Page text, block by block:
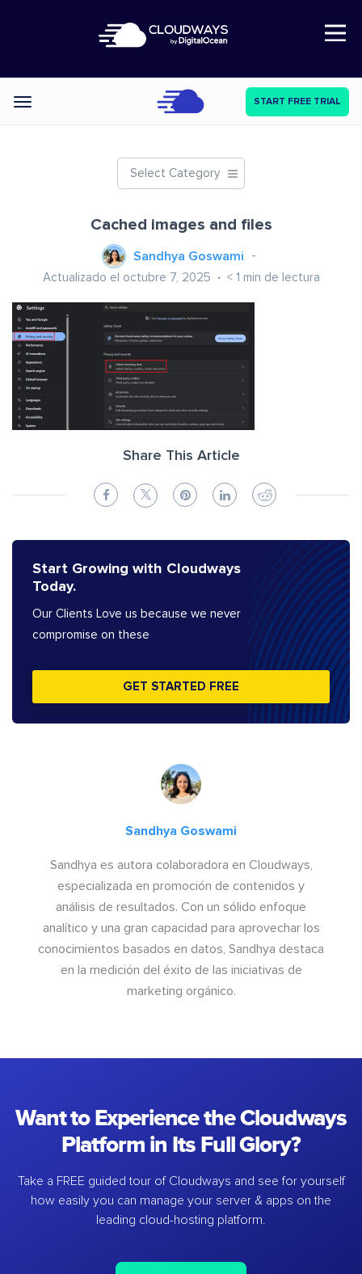
Open Nav
Categories START FREE TRIAL
Select Category
Cached images and files
Sandhya Goswami
Actualizado el octubre 7, 2025 < 1 min de lectura
Share This Article
Start Growing with Cloudways
Today.
Our Clients Love us because we never
compromise on these
GET STARTED FREE
Sandhya Goswami
Sandhya es autora colaboradora en Cloudways,
especializada en promoción de contenidos y
análisis de resultados. Con un sólido enfoque
analítico y una gran capacidad para aprovechar los
conocimientos basados en datos, Sandhya destaca
en la medición del éxito de las iniciativas de
marketing orgánico.
Want to Experience the Cloudways
Platform in Its Full Glory?
Take a FREE guided tour of Cloudways and see for yourself
how easily you can manage your server & apps on the
leading cloud-hosting platform.